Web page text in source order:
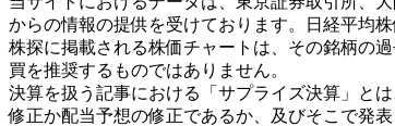
からの情報の提供を受けております。日経平均
株探に掲載される株価チャートは、その銘柄の
買を推奨するものではありません。
決算を扱う記事における「サプライズ決算」と
修正か配当予想の修正であるか、及びそこで発